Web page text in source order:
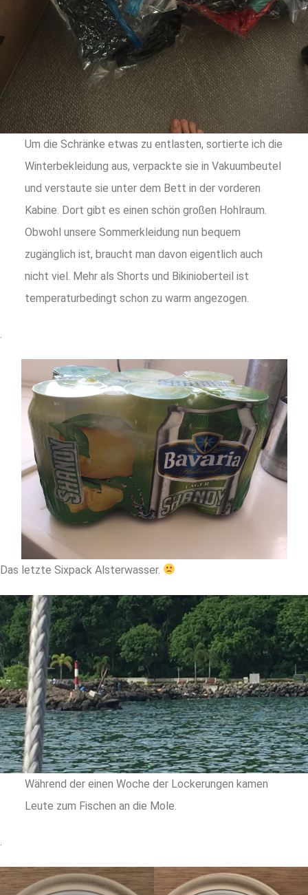
Um die Schränke etwas zu entlasten, sortierte ich die
Winterbekleidung aus, verpackte sie in Vakuumbeutel
und verstaute sie unter dem Bett in der vorderen
Kabine. Dort gibt es einen schön großen Hohlraum.
Obwohl unsere Sommerkleidung nun bequem
zugänglich ist, braucht man davon eigentlich auch
nicht viel. Mehr als Shorts und Bikinioberteil ist
temperaturbedingt schon zu warm angezogen.
.
Das letzte Sixpack Alsterwasser.
Während der einen Woche der Lockerungen kamen
Leute zum Fischen an die Mole.